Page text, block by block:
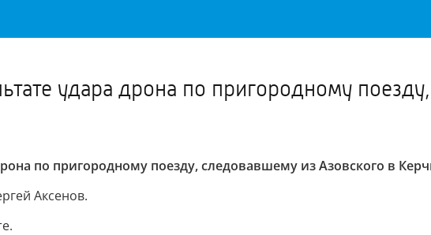
удара дрона по пригородному
по пригородному поезду, следовавшему из Азовского в
Аксенов.